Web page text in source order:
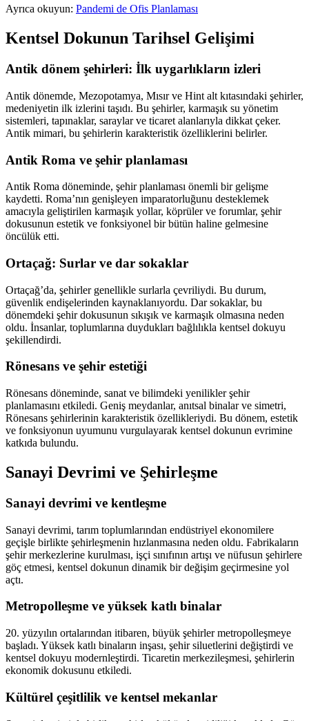
Ayrıca okuyun: Pandemi de Ofis Planlaması
Kentsel Dokunun Tarihsel Gelişimi
Antik dönem şehirleri: İlk uygarlıkların izleri
Antik dönemde, Mezopotamya, Mısır ve Hint alt kıtasındaki şehirler,
medeniyetin ilk izlerini taşıdı. Bu şehirler, karmaşık su yönetim
sistemleri, tapınaklar, saraylar ve ticaret alanlarıyla dikkat çeker.
Antik mimari, bu şehirlerin karakteristik özelliklerini belirler.
Antik Roma ve şehir planlaması
Antik Roma döneminde, şehir planlaması önemli bir gelişme
kaydetti. Roma’nın genişleyen imparatorluğunu desteklemek
amacıyla geliştirilen karmaşık yollar, köprüler ve forumlar, şehir
dokusunun estetik ve fonksiyonel bir bütün haline gelmesine
öncülük etti.
Ortaçağ: Surlar ve dar sokaklar
Ortaçağ’da, şehirler genellikle surlarla çevriliydi. Bu durum,
güvenlik endişelerinden kaynaklanıyordu. Dar sokaklar, bu
dönemdeki şehir dokusunun sıkışık ve karmaşık olmasına neden
oldu. İnsanlar, toplumlarına duydukları bağlılıkla kentsel dokuyu
şekillendirdi.
Rönesans ve şehir estetiği
Rönesans döneminde, sanat ve bilimdeki yenilikler şehir
planlamasını etkiledi. Geniş meydanlar, anıtsal binalar ve simetri,
Rönesans şehirlerinin karakteristik özellikleriydi. Bu dönem, estetik
ve fonksiyonun uyumunu vurgulayarak kentsel dokunun evrimine
katkıda bulundu.
Sanayi Devrimi ve Şehirleşme
Sanayi devrimi ve kentleşme
Sanayi devrimi, tarım toplumlarından endüstriyel ekonomilere
geçişle birlikte şehirleşmenin hızlanmasına neden oldu. Fabrikaların
şehir merkezlerine kurulması, işçi sınıfının artışı ve nüfusun şehirlere
göç etmesi, kentsel dokunun dinamik bir değişim geçirmesine yol
açtı.
Metropolleşme ve yüksek katlı binalar
20. yüzyılın ortalarından itibaren, büyük şehirler metropolleşmeye
başladı. Yüksek katlı binaların inşası, şehir siluetlerini değiştirdi ve
kentsel dokuyu modernleştirdi. Ticaretin merkezileşmesi, şehirlerin
ekonomik dokusunu etkiledi.
Kültürel çeşitlilik ve kentsel mekanlar